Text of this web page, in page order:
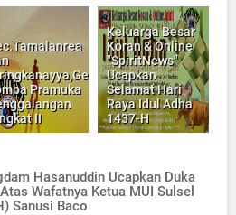
Pramuka
II
Keluarga Besar
Koran & Online
"SpiritNews"
Ucapkan
Selamat Hari
Raya Idul Adha
1437-H
Hasanuddin Ucapkan Duka
Wafatnya Ketua MUI Sulsel
Sanusi Baco